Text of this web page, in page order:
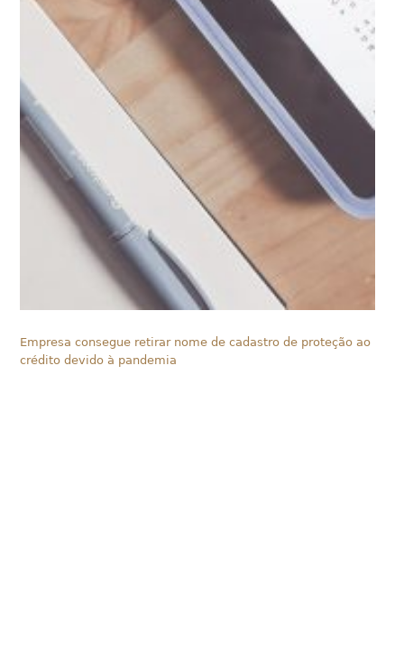
Empresa consegue retirar nome de cadastro de proteção ao
crédito devido à pandemia